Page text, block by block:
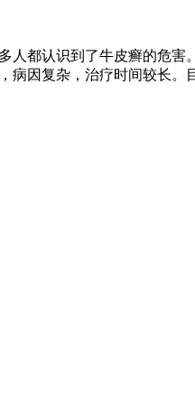
都认识到了牛皮癣的危害
病因复杂，治疗时间较长。